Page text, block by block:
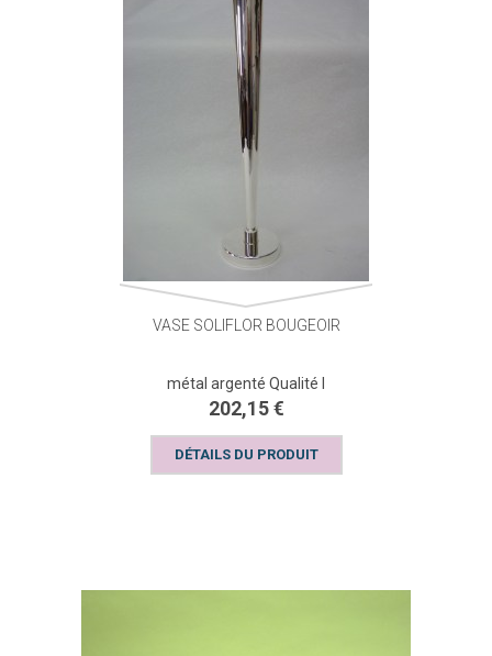
VASE SOLIFLOR BOUGEOIR
métal argenté Qualité I
202,15 €
DÉTAILS DU PRODUIT